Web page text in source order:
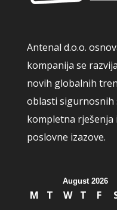
Antenal d.o.o.
kompanija se
novih globalnih
oblasti sigurnosnih
kompletna rješenja
poslovne izazove.
August 2026
M T W T F